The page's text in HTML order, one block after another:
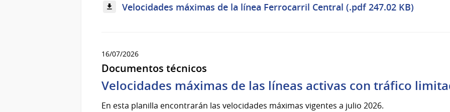
Velocidades máximas de la línea Ferrocarril Central (.pdf 247.02 KB)
16/07/2026
Documentos técnicos
Velocidades máximas de las líneas activas con tráfico
En esta planilla encontrarán las velocidades máximas vigentes a julio 2026.